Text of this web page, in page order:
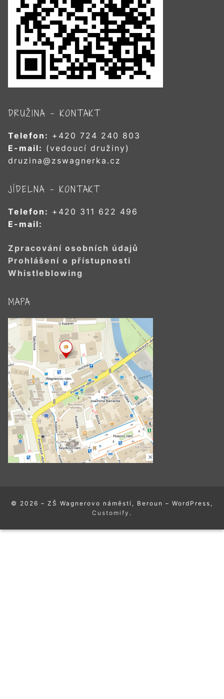
DRUŽINA – KONTAKT
Telefon: +420 724 240 803
E-mail: (vedoucí družiny)
druzina@zswagnerka.cz
JÍDELNA – KONTAKT
Telefon: +420 311 622 496
E-mail:
Zpracování osobních údajů
Prohlášení o přístupnosti
Whistleblowing
MAPA
© 2026 – ZŠ Wagnerovo náměstí, Beroun – WordPress,
Customify .